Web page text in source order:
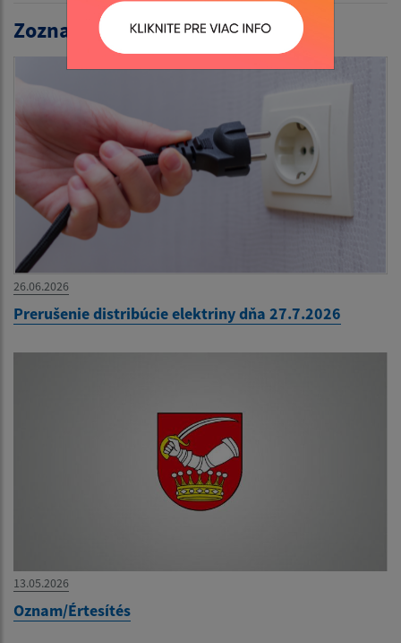
Zoznam aktualít:
26.06.2026
Prerušenie distribúcie elektriny dňa 27.7.2026
13.05.2026
Oznam/Értesítés